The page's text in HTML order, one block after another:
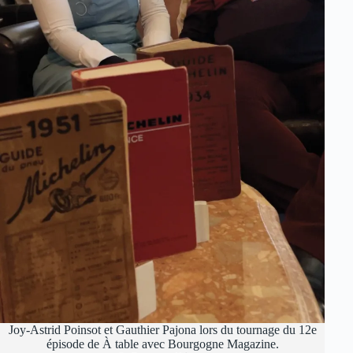
Joy-Astrid Poinsot et Gauthier Pajona lors du tournage du 12e
épisode de À table avec Bourgogne Magazine.